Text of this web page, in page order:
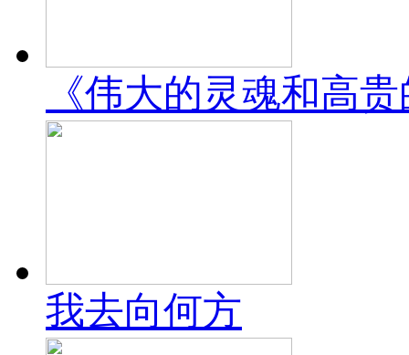
《伟大的灵魂和高
我去向何方